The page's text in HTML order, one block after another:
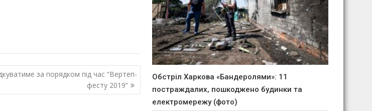
за порядком під час “Вертеп-
фесту 2019”
Обстріл Харкова «Бандеролями»: 11
постраждалих, пошкоджено будинки та
електромережу (фото)